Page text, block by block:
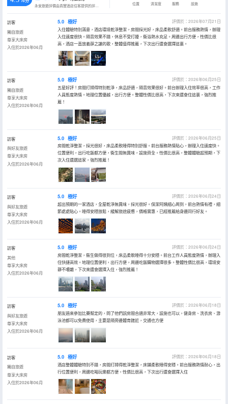
永安旅遊評價由真實酒店住客提供的評價。 位置 清潔度 服務 設施
訪客
獨自旅遊
尊享大床房
入住於2026年06月
5.0 極好
評價於：2026年07月21日
入住體驗特別滿意，酒店環境乾淨整潔，房間採光好，床品柔軟舒適。前台服務熱情，辦理
入住速度很快。隔音效果不錯，休息不受打擾，衞浴熱水充足。周邊出行方便，性價比很
高，酒店一直放着薛之謙的歌，整體值得推薦，下次出行還會選擇這裏。
訪客
獨自旅遊
尊享大床房
入住於2026年06月
5.0 極好
評價於：2026年06月25日
五星好評！房間打掃得特別乾淨，床品舒適，隔音效果很好。前台辦理入住效率很高，工作
人員態度熱情。地理位置優越，出行方便。整體性價比很高，下次來還會住這裏，強烈推
薦！
訪客
與好友旅遊
尊享大床房
入住於2026年06月
5.0 極好
評價於：2026年06月25日
房間乾淨整潔，採光很好，床品柔軟睡得特別舒服。前台服務熱情貼心，辦理入住速度快。
位置便利，出行吃飯都方便，衞生間無異味，設施齊全。性價比很高，整體體驗超預期，下
次入住還選這家，強烈推薦！
訪客
與好友旅遊
尊享大床房
入住於2026年06月
5.0 極好
評價於：2026年06月24日
超出預期的一家酒店，全屋乾淨無異味，採光很好。保潔阿姨細心周到，前台熱情有禮，細
節處處貼心。睡得安穩放鬆，緩解旅途疲憊，價格實惠，已經推薦給身邊同行好友。
訪客
其他
尊享大床房
入住於2026年06月
5.0 極好
評價於：2026年06月24日
房間乾淨整潔，衞生做得很到位，床品柔軟睡得十分安穩。前台工作人員態度熱情，辦理入
住快捷高效。地理位置便利，出行方便，周邊吃飯購物選擇很多。整體性價比很高，環境安
靜不嘈雜，下次來還會選擇入住，強烈推薦！
訪客
與好友旅遊
尊享大床房
入住於2026年06月
5.0 極好
評價於：2026年06月18日
朋友過來參加比賽幫定的，問了他們説房間合適非常大，設施也可以，健身房、洗衣房、游
泳池都可以免費使用，主要是隔旁邊體育館近，交通也方便
訪客
獨自旅遊
尊享大床房
入住於2026年06月
5.0 極好
評價於：2026年06月18日
酒店整體體驗特別不錯，房間打掃得乾淨整潔，床鋪柔軟睡得安穩。前台服務熱情耐心，出
行位置便利，周邊吃喝玩樂都方便，性價比很高，下次出行還會選擇入住